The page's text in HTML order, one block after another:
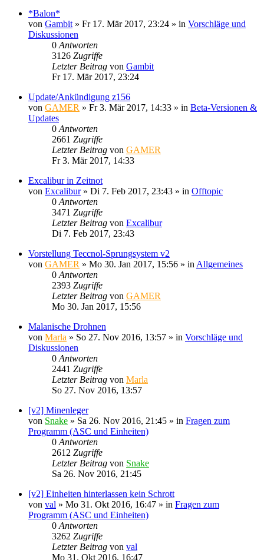
*Balon*
von Gambit » Fr 17. Mär 2017, 23:24 » in Vorschläge und
Diskussionen
0 Antworten
3126 Zugriffe
Letzter Beitrag von Gambit
Fr 17. Mär 2017, 23:24
Update/Ankündigung z156
von GAMER » Fr 3. Mär 2017, 14:33 » in Beta-Versionen &
Updates
0 Antworten
2661 Zugriffe
Letzter Beitrag von GAMER
Fr 3. Mär 2017, 14:33
Excalibur in Zeitnot
von Excalibur» Di 7. Feb 2017, 23:43 » in Offtopic
0 Antworten
3471 Zugriffe
Letzter Beitrag von Excalibur
Di 7. Feb 2017, 23:43
Vorstellung Teccnol-Sprungsystem v2
von GAMER » Mo 30. Jan 2017, 15:56 » in Allgemeines
0 Antworten
2393 Zugriffe
Letzter Beitrag von GAMER
Mo 30. Jan 2017, 15:56
Malanische Drohnen
von Marla » So 27. Nov 2016, 13:57 » in Vorschläge und
Diskussionen
0 Antworten
2441 Zugriffe
Letzter Beitrag von Marla
So 27. Nov 2016, 13:57
[v2] Minenleger
von Snake » Sa 26. Nov 2016, 21:45 » in Fragen zum
Programm (ASC und Einheiten)
0 Antworten
2612 Zugriffe
Letzter Beitrag von Snake
Sa 26. Nov 2016, 21:45
[v2] Einheiten hinterlassen kein Schrott
von val » Mo 31. Okt 2016, 16:47 » in Fragen zum
Programm (ASC und Einheiten)
0 Antworten
3262 Zugriffe
Letzter Beitrag von val
Mo 31. Okt 2016, 16:47